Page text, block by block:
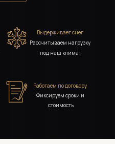
Работаем по договору
Фиксируем сроки и
стоимость
Выдерживает снег
Рассчитываем нагрузку
под наш климат